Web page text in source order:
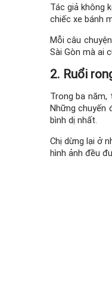
Tác giả không
chiếc xe bánh
Mỗi câu
Sài Gòn mà ai
2. Ruổi
Trong ba
Những chuyến
bình dị nhất.
Chị dừng lại ở
hình ảnh đều